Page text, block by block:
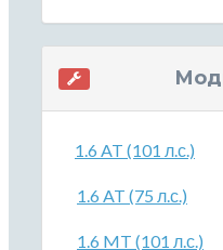
1.6 AT (101 л.с.)
1.6 AT (75 л.с.)
1.6 MT (101 л.с.)